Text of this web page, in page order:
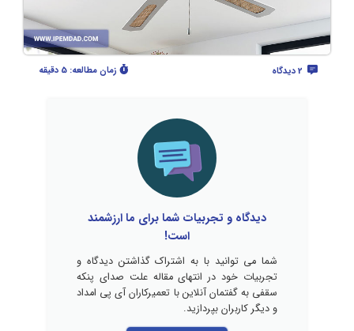
زمان مطالعه: 5 دقیقه
دیدگاه و تجربیات شما برای ما ارزشمند
است!
شما می توانید با به اشتراک گذاشتن دیدگاه و
تجربیات خود در انتهای مقاله علت صدای پنکه
سقفی به گفتمان آنلاین با تعمیرکاران آی پی امداد
و دیگر کاربران بپردازید.